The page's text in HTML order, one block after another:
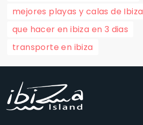
mejores playas y calas de Ibiza
que hacer en ibiza en 3 dias
transporte en ibiza